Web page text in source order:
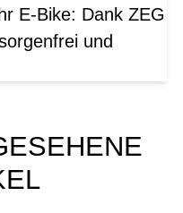
E-Bike: Dank ZEG
und